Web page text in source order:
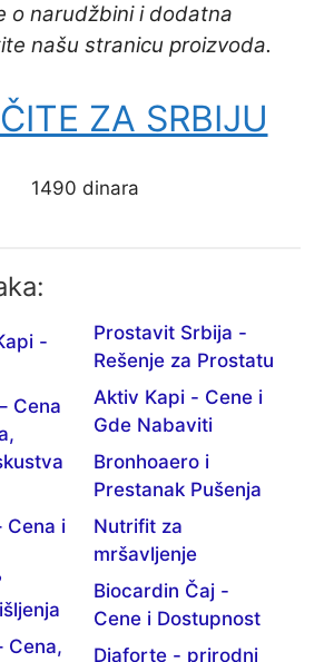
o narudžbini i dodatna
našu stranicu proizvoda.
ZA SRBIJU
1490 dinara
-
Cena
Cena i
Cena,
Prostavit Srbija -
Rešenje za Prostatu
Aktiv Kapi - Cene i
Gde Nabaviti
Bronhoaero i
Prestanak Pušenja
Nutrifit za
mršavljenje
Biocardin Čaj -
Cene i Dostupnost
Diaforte - prirodni